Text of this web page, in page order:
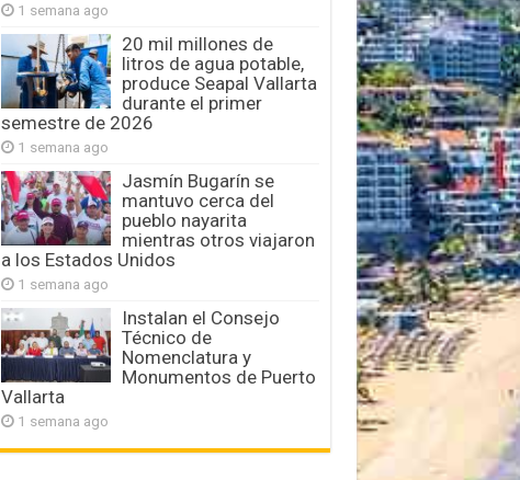
1 semana ago
20 mil millones de
litros de agua potable,
produce Seapal Vallarta
durante el primer
semestre de 2026
1 semana ago
Jasmín Bugarín se
mantuvo cerca del
pueblo nayarita
mientras otros viajaron
a los Estados Unidos
1 semana ago
Instalan el Consejo
Técnico de
Nomenclatura y
Monumentos de Puerto
Vallarta
1 semana ago